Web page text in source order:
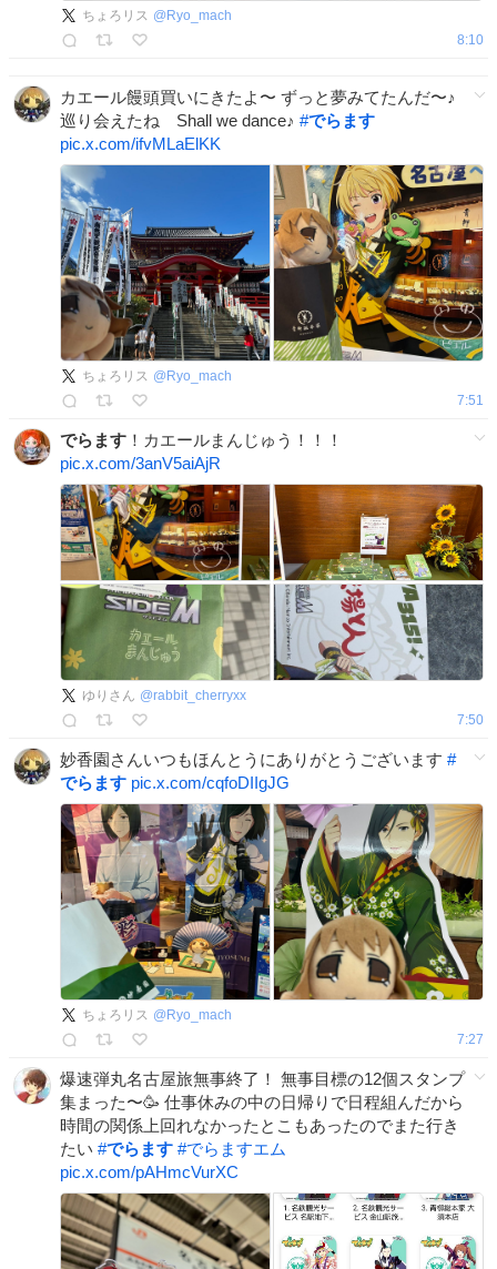
ちょろリス @ Ryo_mach
8:10
カエール饅頭買いにきたよ〜 ずっと夢みてたんだ〜♪
巡り会えたね Shall we dance♪ #でらます
pic.x.com/ifvMLaElKK
ちょろリス @ Ryo_mach
7:51
でらます ！カエールまんじゅう！！！
pic.x.com/3anV5aiAjR
ゆりさん @rabbit_cherryxx
7:50
妙香園さんいつもほんとうにありがとうございます #
でらます pic.x.com/cqfoDIIgJG
ちょろリス @ Ryo_mach
7:27
爆速弾丸名古屋旅無事終了！ 無事目標の12個スタンプ
集まった〜🥳 仕事休みの中の日帰りで日程組んだから
時間の関係上回れなかったとこもあったのでまた行き
たい #でらます #でらますエム
pic.x.com/pAHmcVurXC